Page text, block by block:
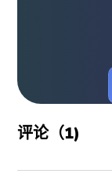
评论（1)